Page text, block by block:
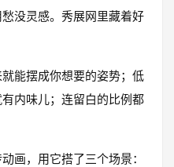
没灵感。秀展网里藏着好
能摆成你想要的姿势；低
内味儿；连留白的比例都
画，用它搭了三个场景：